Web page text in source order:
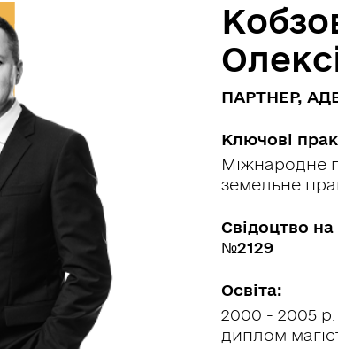
ПАРТНЕР,
Ключові
Міжнародне
земельне
Свідоцтво
№2129
Освіта:
2000 - 2005
диплом